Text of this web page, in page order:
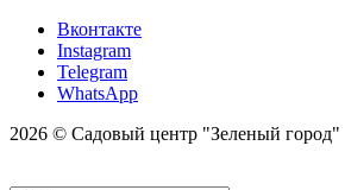
Вконтакте
Instagram
Telegram
WhatsApp
2026 © Садовый центр "Зеленый город"